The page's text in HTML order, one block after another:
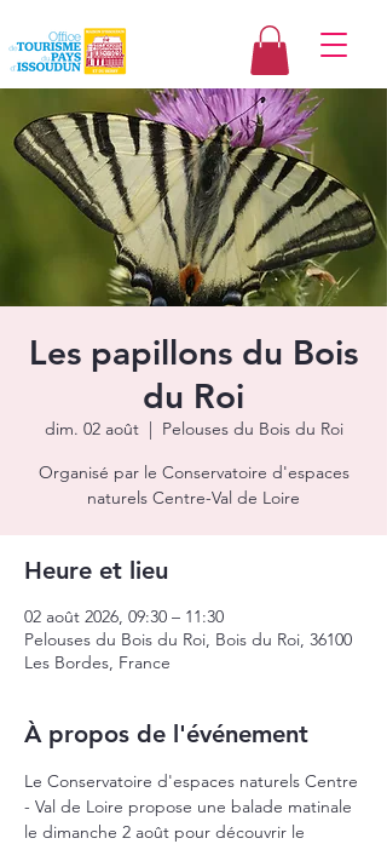
Les papillons du Bois
du Roi
dim. 02 août
  |
Pelouses du Bois du Roi
Organisé par le Conservatoire d'espaces
naturels Centre-Val de Loire
Heure et lieu
02 août 2026, 09:30 – 11:30
Pelouses du Bois du Roi, Bois du Roi, 36100
Les Bordes, France
À propos de l'événement
Le Conservatoire d'espaces naturels Centre
- Val de Loire propose une balade matinale
le dimanche 2 août pour découvrir le